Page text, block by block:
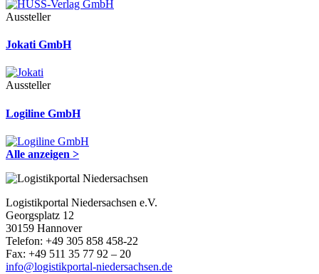
Aussteller
Jokati GmbH
Aussteller
Logiline GmbH
Alle anzeigen >
Logistikportal Niedersachsen e.V.
Georgsplatz 12
30159 Hannover
Telefon: +49 305 858 458-22
Fax: +49 511 35 77 92 – 20
info@logistikportal-niedersachsen.de